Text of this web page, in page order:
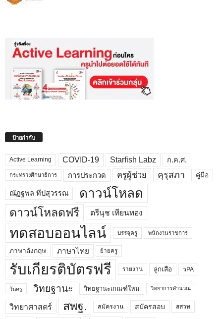
ป้ายกำกับ
Active Learning COVID-19 Starfish Labz ก.ค.ศ.
กระทรวงศึกษาธิการ การประกวด ครูผู้ช่วย คุรุสภา คู่มือ
ณัฏฐพล ทีปสุวรรณ ดาวน์โหลด
ดาวน์โหลดฟรี ตรีนุช เทียนทอง
ทดสอบออนไลน์ บรรจุครู พนักงานราชการ
ภาษาอังกฤษ ภาษาไทย ย้ายครู
รับเกียรติบัตรฟรี รายงาน ลูกเสือ วPA
วันครู วิทยฐานะ วิทยฐานะเกณฑ์ใหม่ วิทยาการคำนวณ
วิทยาศาสตร์ สพฐ. สมัครงาน สมัครสอบ สสวท